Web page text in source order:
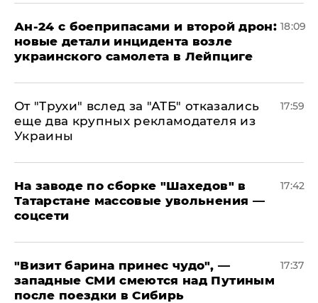
Ан-24 с боеприпасами и второй дрон:
новые детали инцидента возле
украинского самолета в Лейпциге
18:09
От "Трухи" вслед за "АТБ" отказались
еще два крупных рекламодателя из
Украины
17:59
На заводе по сборке "Шахедов" в
Татарстане массовые увольнения —
соцсети
17:42
"Визит барина принес чудо", —
западные СМИ смеются над Путиным
после поездки в Сибирь
17:37